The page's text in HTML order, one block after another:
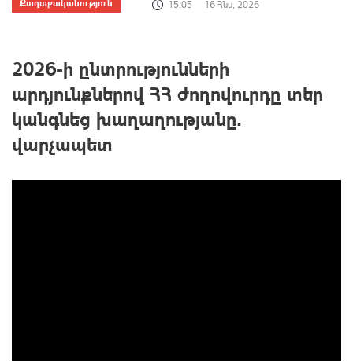
15:05 16 Հնս, 2026
2026-ի ընտրությունների
արդյունքներով ՀՀ ժողովուրդը տեր
կանգնեց խաղաղությանը.
վարչապետ